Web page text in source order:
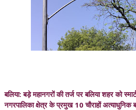
बलिया: बड़े महानगरों की तर्ज पर बलिया शहर को
नगरपालिका क्षेत्र के प्रमुख 10 चौराहों अत्याधुनिक